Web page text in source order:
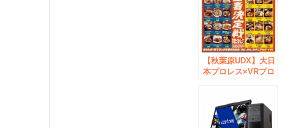
【秋葉原UDX】大日
本プロレス×VRプロ